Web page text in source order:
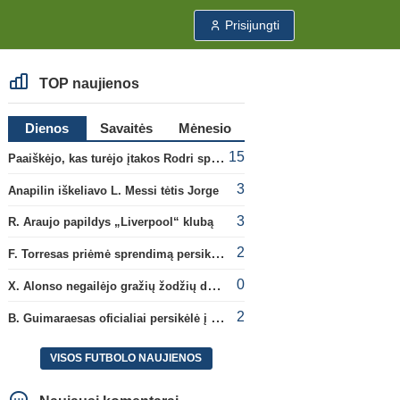
Prisijungti
TOP naujienos
Dienos Savaitės
Mėnesio
Paaiškėjo, kas turėjo įtakos Rodri sprendimui pasirinkti Barselonos pusę 15
Anapilin iškeliavo L. Messi tėtis Jorge 3
R. Araujo papildys „Liverpool“ klubą 3
F. Torresas priėmė sprendimą persikelti į PSG ekipą 2
X. Alonso negailėjo gražių žodžių dabartiniam savo klubui „Chelsea“ 0
B. Guimaraesas oficialiai persikėlė į „Arsenal“ klubą 2
VISOS FUTBOLO NAUJIENOS